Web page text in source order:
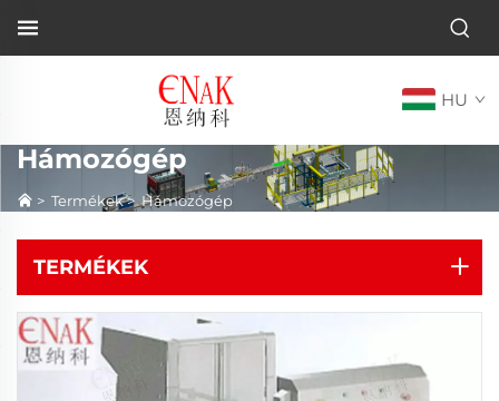
HU
Hámozógép
> Termékek>Hámozógép
TERMÉKEK